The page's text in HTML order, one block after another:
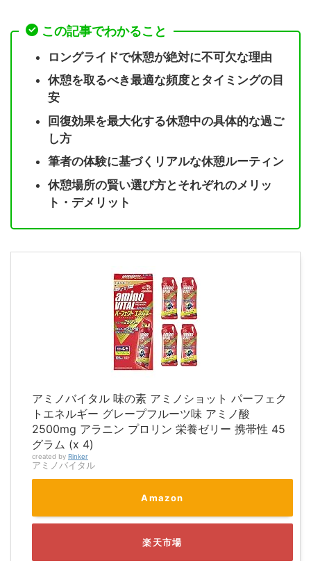
この記事でわかること
ロングライドで休憩が絶対に不可欠な理由
休憩を取るべき最適な頻度とタイミングの目
安
回復効果を最大化する休憩中の具体的な過ご
し方
筆者の体験に基づくリアルな休憩ルーティン
休憩場所の賢い選び方とそれぞれのメリッ
ト・デメリット
アミノバイタル 味の素 アミノショット パーフェク
トエネルギー グレープフルーツ味 アミノ酸
2500mg アラニン プロリン 栄養ゼリー 携帯性 45
グラム (x 4)
created by Rinker
アミノバイタル
Amazon
楽天市場